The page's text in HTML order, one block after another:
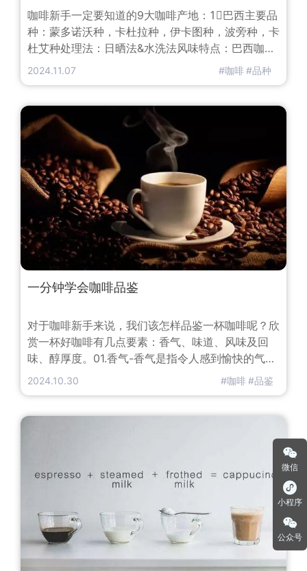
咖啡新手一定要知道的9大咖啡产地：1⃣️巴西主要品
种：蒙多诺沃种，卡杜拉种，伊卡图种，波旁种，卡
杜艾种处理法：日晒法&水洗法风味特点：巴西咖啡
名声在外，它的酸味很淡，口感清甜，闻起来还有一
种，卡斯提优种处理法：水洗法风味特点：醇度适
宜，入口顺滑，酸度适中3⃣️埃塞俄比亚主要品种：
原生种处理法：水洗法&日晒
2024.11.07 #咖啡#品种
一分钟学会咖啡品鉴
​对于咖啡新手来说，我们该怎样品鉴一杯咖啡呢？欣
赏一杯好咖啡有几点要素：香气、味道、风味及回
味、醇厚度。01.香气-香气是指令人感到愉快的气息
的总称，我们对咖啡的香气并不陌生。香气对于咖啡
成分主要是芳香酯类将新鲜研磨的咖啡粉凑近在口鼻
2024.10.30 #咖啡#品鉴
微信
小程序
公众号